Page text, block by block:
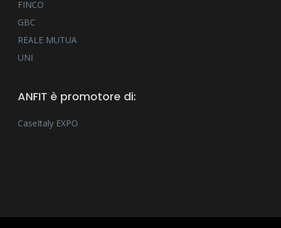
FINCO
GBC
REALE MUTUA
UNI
ANFIT è promotore di:
CaseItaly EXPO